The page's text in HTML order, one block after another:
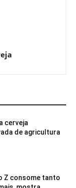
cerveja
de agricultura
Z consome tanto